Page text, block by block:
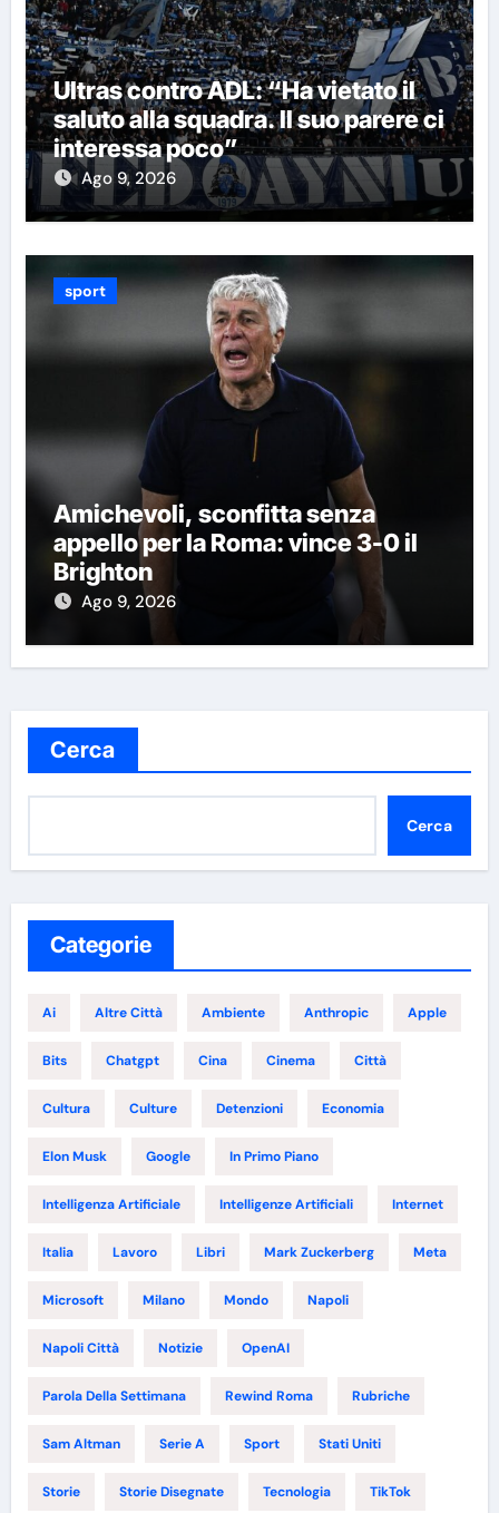
Ultras contro ADL: “Ha vietato il
saluto alla squadra. Il suo parere ci
interessa poco”
Ago 9, 2026
sport
Amichevoli, sconfitta senza
appello per la Roma: vince 3-0 il
Brighton
Ago 9, 2026
Cerca
Cerca
Categorie
Ai Altre Città Ambiente Anthropic Apple
Bits Chatgpt Cina Cinema Città
Cultura Culture Detenzioni Economia
Elon Musk Google In Primo Piano
Intelligenza Artificiale Intelligenze Artificiali Internet
Italia Lavoro Libri Mark Zuckerberg Meta
Microsoft Milano Mondo Napoli
Napoli Città Notizie OpenAI
Parola Della Settimana Rewind Roma Rubriche
Sam Altman Serie A Sport Stati Uniti
Storie Storie Disegnate Tecnologia TikTok